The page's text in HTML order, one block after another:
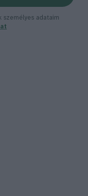
személyes adataim